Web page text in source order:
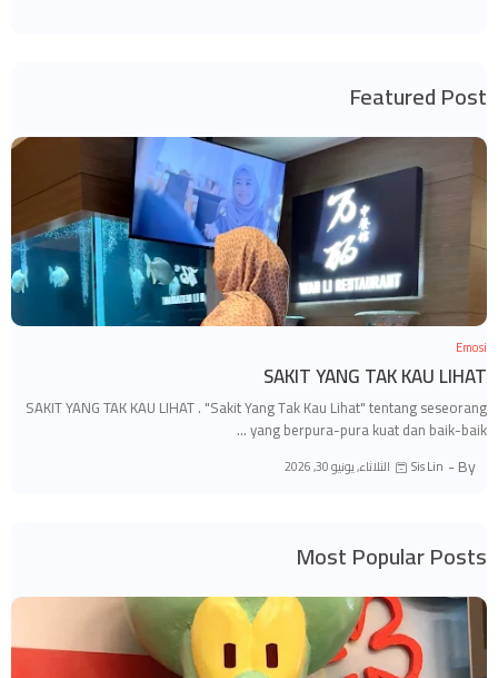
Featured Post
Emosi
SAKIT YANG TAK KAU LIHAT
SAKIT YANG TAK KAU LIHAT . "Sakit Yang Tak Kau Lihat" tentang seseorang
yang berpura-pura kuat dan baik-baik …
By -
Sis Lin الثلاثاء, يونيو 30, 2026
Most Popular Posts